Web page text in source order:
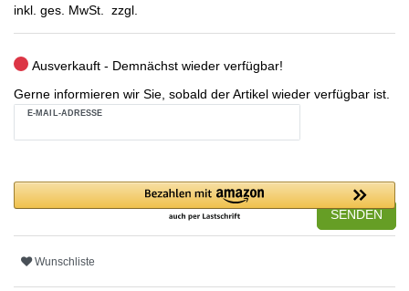
inkl. ges. MwSt. zzgl.
Ausverkauft - Demnächst wieder verfügbar!
Gerne informieren wir Sie, sobald der Artikel wieder verfügbar ist.
E-MAIL-ADRESSE
SENDEN
Wunschliste